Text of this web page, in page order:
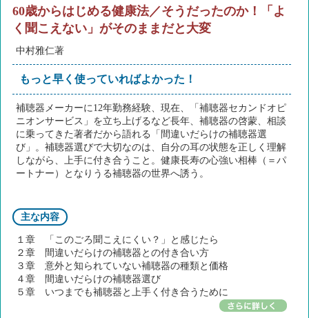
60歳からはじめる健康法／そうだったのか！「よ
く聞こえない」がそのままだと大変
中村雅仁著
もっと早く使っていればよかった！
補聴器メーカーに12年勤務経験、現在、「補聴器セカンドオピ
ニオンサービス」を立ち上げるなど長年、補聴器の啓蒙、相談
に乗ってきた著者だから語れる「間違いだらけの補聴器選
び」。補聴器選びで大切なのは、自分の耳の状態を正しく理解
しながら、上手に付き合うこと。健康長寿の心強い相棒（＝パ
ートナー）となりうる補聴器の世界へ誘う。
主な内容
１章 「このごろ聞こえにくい？」と感じたら
２章 間違いだらけの補聴器との付き合い方
３章 意外と知られていない補聴器の種類と価格
４章 間違いだらけの補聴器選び
５章 いつまでも補聴器と上手く付き合うために